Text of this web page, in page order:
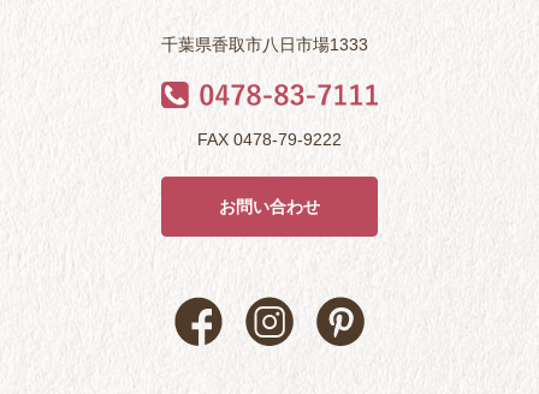
千葉県香取市八日市場1333
FAX 0478-79-9222
お問い合わせ